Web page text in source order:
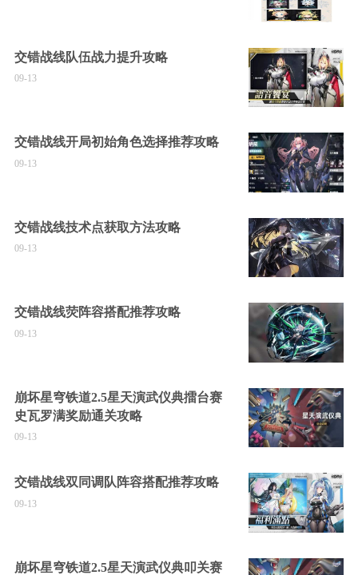
交错战线队伍战力提升攻略
09-13
交错战线开局初始角色选择推荐攻略
09-13
交错战线技术点获取方法攻略
09-13
交错战线荧阵容搭配推荐攻略
09-13
崩坏星穹铁道2.5星天演武仪典擂台赛
史瓦罗满奖励通关攻略
09-13
交错战线双同调队阵容搭配推荐攻略
09-13
崩坏星穹铁道2.5星天演武仪典叩关赛